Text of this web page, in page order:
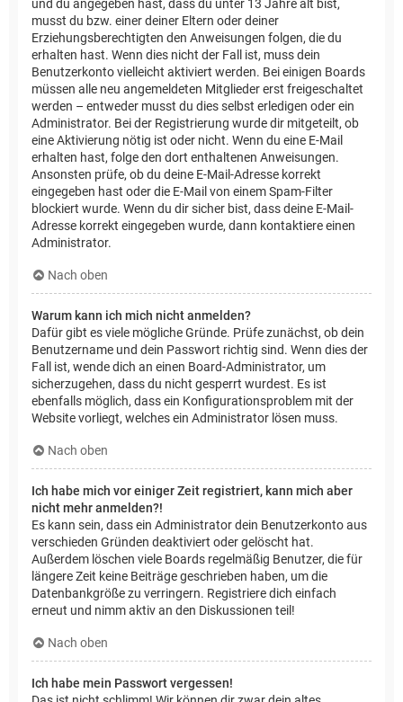
und du angegeben hast, dass du unter 13 Jahre alt bist,
musst du bzw. einer deiner Eltern oder deiner
Erziehungsberechtigten den Anweisungen folgen, die du
erhalten hast. Wenn dies nicht der Fall ist, muss dein
Benutzerkonto vielleicht aktiviert werden. Bei einigen Boards
müssen alle neu angemeldeten Mitglieder erst freigeschaltet
werden – entweder musst du dies selbst erledigen oder ein
Administrator. Bei der Registrierung wurde dir mitgeteilt, ob
eine Aktivierung nötig ist oder nicht. Wenn du eine E-Mail
erhalten hast, folge den dort enthaltenen Anweisungen.
Ansonsten prüfe, ob du deine E-Mail-Adresse korrekt
eingegeben hast oder die E-Mail von einem Spam-Filter
blockiert wurde. Wenn du dir sicher bist, dass deine E-Mail-
Adresse korrekt eingegeben wurde, dann kontaktiere einen
Administrator.
Nach oben
Warum kann ich mich nicht anmelden?
Dafür gibt es viele mögliche Gründe. Prüfe zunächst, ob dein
Benutzername und dein Passwort richtig sind. Wenn dies der
Fall ist, wende dich an einen Board-Administrator, um
sicherzugehen, dass du nicht gesperrt wurdest. Es ist
ebenfalls möglich, dass ein Konfigurationsproblem mit der
Website vorliegt, welches ein Administrator lösen muss.
Nach oben
Ich habe mich vor einiger Zeit registriert, kann mich aber
nicht mehr anmelden?!
Es kann sein, dass ein Administrator dein Benutzerkonto aus
verschieden Gründen deaktiviert oder gelöscht hat.
Außerdem löschen viele Boards regelmäßig Benutzer, die für
längere Zeit keine Beiträge geschrieben haben, um die
Datenbankgröße zu verringern. Registriere dich einfach
erneut und nimm aktiv an den Diskussionen teil!
Nach oben
Ich habe mein Passwort vergessen!